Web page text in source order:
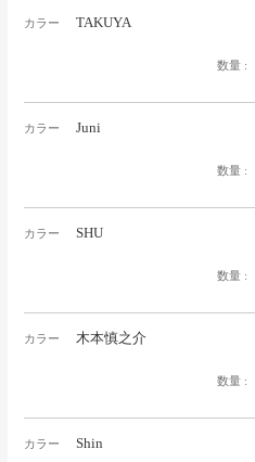
カラー TAKUYA
数量 :
カラー Juni
数量 :
カラー SHU
数量 :
カラー 木本慎之介
数量 :
カラー Shin